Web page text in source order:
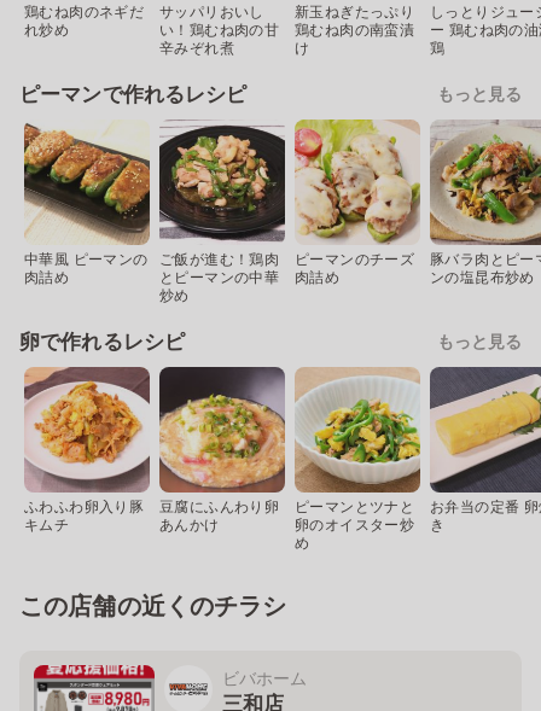
鶏むね肉のネギだ
れ炒め
サッパリおいし
い！鶏むね肉の甘
辛みぞれ煮
新玉ねぎたっぷり
鶏むね肉の南蛮漬
け
しっとりジュー
ー 鶏むね肉の
鶏
ピーマンで作れるレシピ もっと見る
中華風 ピーマンの
肉詰め
ご飯が進む！鶏肉
とピーマンの中華
炒め
ピーマンのチーズ
肉詰め
豚バラ肉とピー
ンの塩昆布炒め
卵で作れるレシピ もっと見る
ふわふわ卵入り豚
キムチ
豆腐にふんわり卵
あんかけ
ピーマンとツナと
卵のオイスター炒
め
お弁当の定番
き
この店舗の近くのチラシ
ビバホーム
三和店